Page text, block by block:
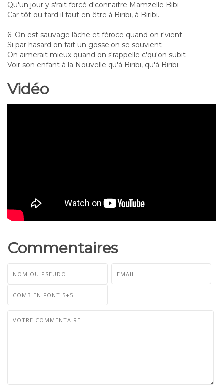
Qu'un jour y s'rait forcé d'connaitre Mamzelle Bibi
Car tôt ou tard il faut en être à Biribi, à Biribi.
6. On est sauvage lâche et féroce quand on r'vient
Si par hasard on fait un gosse on se souvient
On aimerait mieux quand on s'rappelle c'qu'on subit
Voir son enfant à la Nouvelle qu'à Biribi, qu'à Biribi.
Vidéo
Commentaires